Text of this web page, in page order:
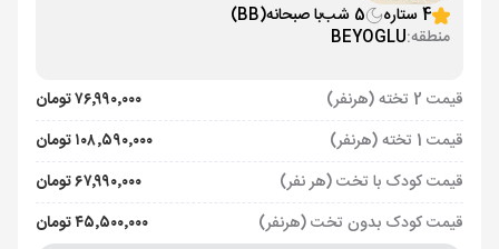
4 ستاره
5 شب با صبحانه(BB)
منطقه:BEYOGLU
قیمت 2 تخته (هرنفر)
۷۶٬۹۹۰٬۰۰۰ تومان
قیمت 1 تخته (هرنفر)
۱۰۸٬۵۹۰٬۰۰۰ تومان
قیمت کودک با تخت (هر نفر)
۶۷٬۹۹۰٬۰۰۰ تومان
قیمت کودک بدون تخت (هرنفر)
۴۵٬۵۰۰٬۰۰۰ تومان